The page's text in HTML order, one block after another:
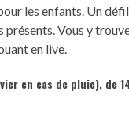
les enfants. Un
Vous y
en live.
en cas de pluie), de